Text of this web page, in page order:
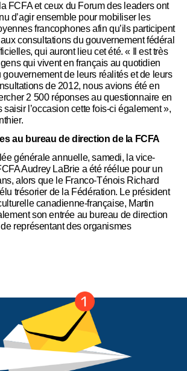
FCFA et ceux du Forum des leaders ont
d’agir ensemble pour mobiliser les
francophones afin qu’ils participent
consultations du gouvernement fédéral
qui auront lieu cet été. « Il est très
qui vivent en français au quotidien
gouvernement de leurs réalités et de leurs
de 2012, nous avions été en
2 500 réponses au questionnaire en
saisir l’occasion cette fois-ci également »,
au bureau de direction de la FCFA
générale annuelle, samedi, la vice-
Audrey LaBrie a été réélue pour un
alors que le Franco-Ténois Richard
trésorier de la Fédération. Le président
canadienne-française, Martin
son entrée au bureau de direction
représentant des organismes